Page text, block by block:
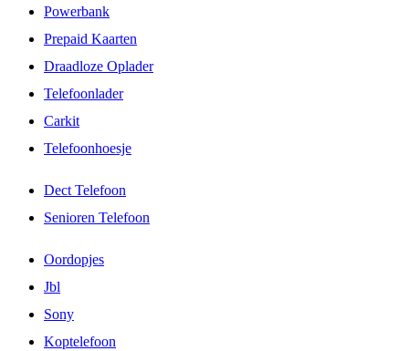
Powerbank
Prepaid Kaarten
Draadloze Oplader
Telefoonlader
Carkit
Telefoonhoesje
Dect Telefoon
Senioren Telefoon
Oordopjes
Jbl
Sony
Koptelefoon